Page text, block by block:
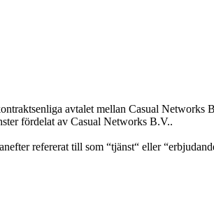
avtalet mellan Casual Networks
fördelat av Casual Networks B.V..
refererat till som “tjänst“ eller